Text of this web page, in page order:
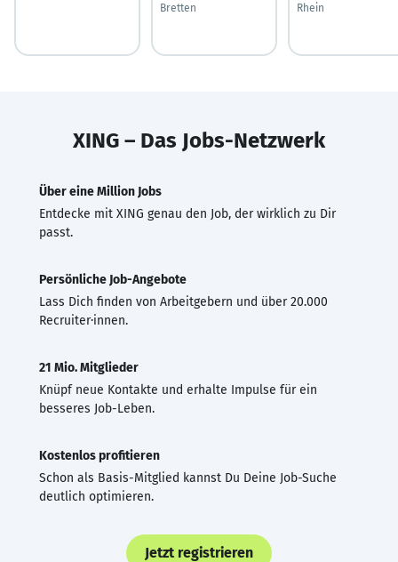
Bretten
Rhein
XING – Das Jobs-Netzwerk
Über eine Million Jobs
Entdecke mit XING genau den Job, der wirklich zu Dir
passt.
Persönliche Job-Angebote
Lass Dich finden von Arbeitgebern und über 20.000
Recruiter·innen.
21 Mio. Mitglieder
Knüpf neue Kontakte und erhalte Impulse für ein
besseres Job-Leben.
Kostenlos profitieren
Schon als Basis-Mitglied kannst Du Deine Job-Suche
deutlich optimieren.
Jetzt registrieren